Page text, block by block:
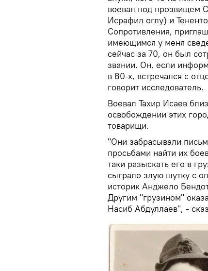
воевал под прозвищем
Исрафил оглу) и
Сопротивления,
имеющимся у меня
сейчас за 70, он был
звании. Он, если
в 80-х, встречался с
говорит исследователь.
Воевал Тахир Исаев
освобождении этих
товарищи.
"Они забрасывали
просьбами найти их
таки разыскать его в
сыграло злую шутку с
историк Анджело
Другим "грузином"
Насиб Абдуллаев", -